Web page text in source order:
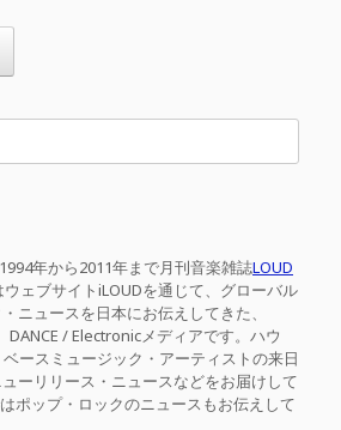
年から2011年まで月刊音楽雑誌LOUD
ェブサイトiLOUDを通じて、グローバル
ニュースを日本にお伝えしてきた、
DANCE / Electronicメディアです。ハウ
ースミュージック・アーティストの来日
ーリリース・ニュースなどをお届けして
ポップ・ロックのニュースもお伝えして